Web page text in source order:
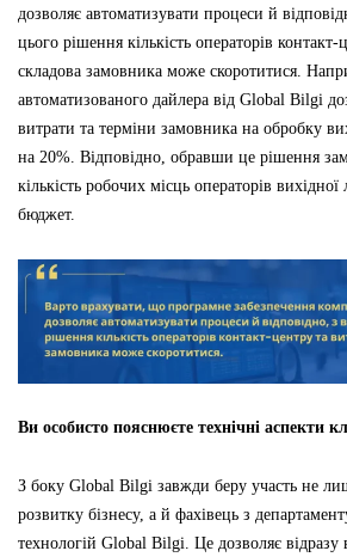
дозволяє автоматизувати процеси й
цього рішення кількість операторів
складова замовника може скоротитися.
автоматизованого дайлера від Global Bilgi
витрати та терміни замовника на обробку
на 20%. Відповідно, обравши це рішення
кількість робочих місць операторів вихідної
бюджет.
Ви особисто пояснюєте технічні аспекти
З боку Global Bilgi завжди беру участь не
розвитку бізнесу, а й фахівець з
технологій Global Bilgi. Це дозволяє відразу